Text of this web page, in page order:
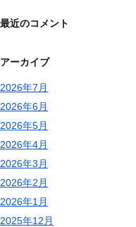
最近のコメント
アーカイブ
2026年7月
2026年6月
2026年5月
2026年4月
2026年3月
2026年2月
2026年1月
2025年12月